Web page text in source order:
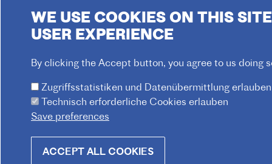
WE USE COOKIES ON THIS
USER EXPERIENCE
By clicking the Accept button, you agree to us doing
Zugriffsstatistiken und Datenübermittlung erlauben
Technisch erforderliche Cookies erlauben
Save preferences
ACCEPT ALL COOKIES